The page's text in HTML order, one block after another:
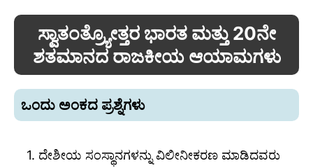
ಸ್ವಾತಂತ್ರ್ಯೋತ್ತರ ಭಾರತ ಮತ್ತು 20ನೇ
ಶತಮಾನದ ರಾಜಕೀಯ ಆಯಾಮಗಳು
ಒಂದು ಅಂಕದ ಪ್ರಶ್ನೆಗಳು
1. ದೇಶೀಯ ಸಂಸ್ಥಾನಗಳನ್ನು ವಿಲೀನೀಕರಣ ಮಾಡಿದವರು